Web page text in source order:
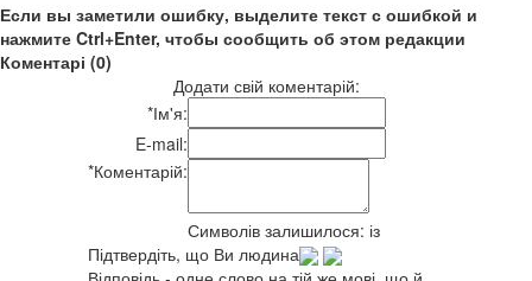
Если вы заметили ошибку, выделите текст с ошибкой и
нажмите Ctrl+Enter, чтобы сообщить об этом редакции
Коментарі (0)
Додати свій коментарій:
*Ім'я:
E-mail:
*Коментарій:
Символів залишилося: із
Підтвердіть, що Ви людина